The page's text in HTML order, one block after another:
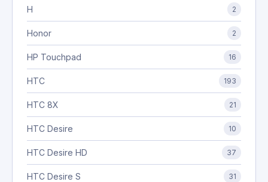
H 2
Honor 2
HP Touchpad 16
HTC 193
HTC 8X 21
HTC Desire 10
HTC Desire HD 37
HTC Desire S 31